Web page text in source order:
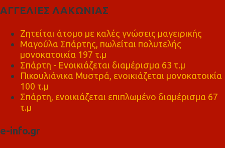
ΑΓΓΕΛΙΕΣ ΛΑΚΩΝΙΑΣ
Ζητείται άτομο με καλές γνώσεις μαγειρικής
Μαγούλα Σπάρτης, πωλείται πολυτελής
μονοκατοικία 197 τ.μ
Σπάρτη - Ενοικιάζεται διαμέρισμα 63 τ.μ
Πικουλιάνικα Μυστρά, ενοικιάζεται μονοκατοικία
100 τ.μ
Σπάρτη, ενοικιάζεται επιπλωμένο διαμέρισμα 67
τ.μ
e-info.gr